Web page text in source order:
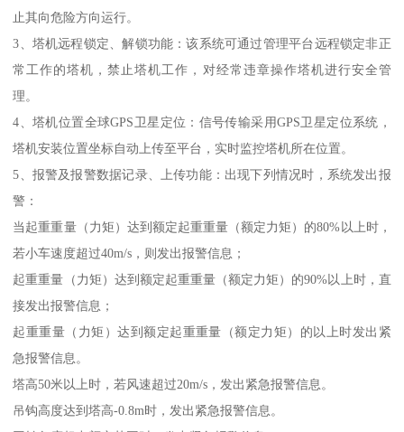
止其向危险方向运行。
3、塔机远程锁定、解锁功能：该系统可通过管理平台远程锁定非正
常工作的塔机，禁止塔机工作，对经常违章操作塔机进行安全管
理。
4、塔机位置全球GPS卫星定位：信号传输采用GPS卫星定位系统，
塔机安装位置坐标自动上传至平台，实时监控塔机所在位置。
5、报警及报警数据记录、上传功能：出现下列情况时，系统发出报
警：
当起重重量（力矩）达到额定起重重量（额定力矩）的80%以上时，
若小车速度超过40m/s，则发出报警信息；
起重重量（力矩）达到额定起重重量（额定力矩）的90%以上时，直
接发出报警信息；
起重重量（力矩）达到额定起重重量（额定力矩）的以上时发出紧
急报警信息。
塔高50米以上时，若风速超过20m/s，发出紧急报警信息。
吊钩高度达到塔高-0.8m时，发出紧急报警信息。